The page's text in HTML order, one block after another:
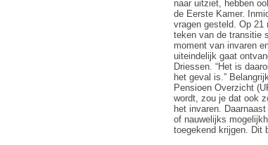
naar uitziet, hebben
de Eerste Kamer.
vragen gesteld. Op 21
teken van de transitie
moment van invaren
uiteindelijk gaat
Driessen. “Het is
het geval is.”
Pensioen Overzicht
wordt, zou je dat ook
het invaren.
of nauwelijks
toegekend krijgen. Dit